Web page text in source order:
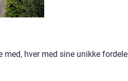
hver med sine unikke fordele